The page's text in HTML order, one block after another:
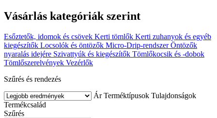
Vásárlás kategóriák szerint
Esőztetők, idomok és csövek Kerti tömlők Kerti zuhanyok és egyéb
kiegészítők Locsolók és öntözők Micro-Drip-rendszer Öntözők
nyaralás idejére Szivattyúk és kiegészítők Tömlőkocsik és -dobok
Tömlőszerelvények Vezérlők
Szűrés és rendezés
Ár Terméktípusok Tulajdonságok
Termékcsalád
Szűrés